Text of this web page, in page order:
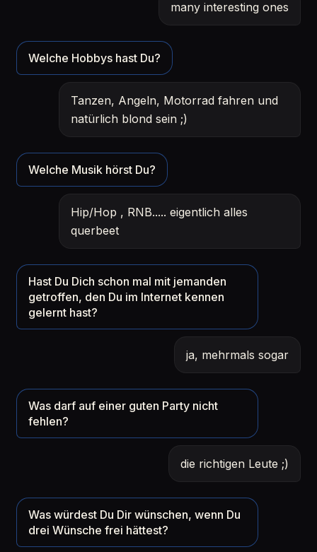
many interesting ones
Welche Hobbys hast Du?
Tanzen, Angeln, Motorrad fahren und
natürlich blond sein ;)
Welche Musik hörst Du?
Hip/Hop , RNB..... eigentlich alles
querbeet
Hast Du Dich schon mal mit jemanden
getroffen, den Du im Internet kennen
gelernt hast?
ja, mehrmals sogar
Was darf auf einer guten Party nicht
fehlen?
die richtigen Leute ;)
Was würdest Du Dir wünschen, wenn Du
drei Wünsche frei hättest?